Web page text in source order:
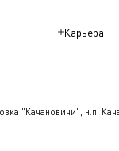
Карьера
"Качановичи", н.п.